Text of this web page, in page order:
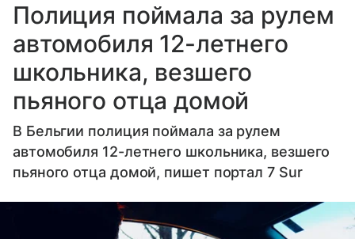
Полиция поймала за рулем
автомобиля 12-летнего
школьника, везшего
пьяного отца домой
В Бельгии полиция поймала за рулем
автомобиля 12-летнего школьника, везшего
пьяного отца домой, пишет портал 7 Sur